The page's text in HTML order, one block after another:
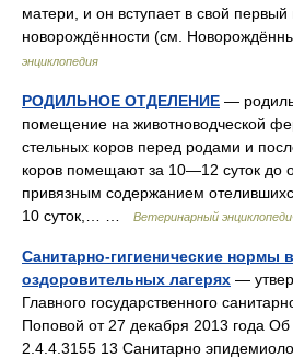
матери, и он вступает в свой
новорождённости (см.
энциклопедия
РОДИЛЬНОЕ ОТДЕЛЕНИЕ —
помещение на животноводческой
стельных коров перед родами и
коров помещают за 10—12 суток до
привязным содержанием
10 суток,… …
Ветеринарный
Санитарно-гигиенические нормы
оздоровительных лагерях —
Главного государственного
Поповой от 27 декабря 2013 года
2.4.4.3155 13 Санитарно